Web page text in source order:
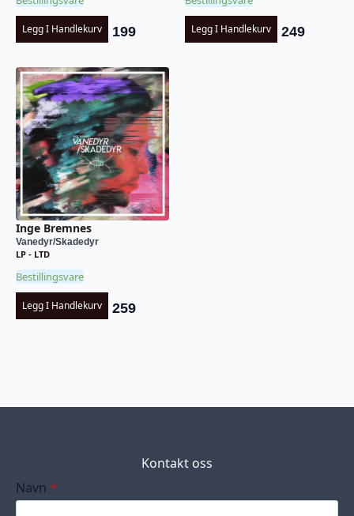
Legg I Handlekurv 199 Legg I Handlekurv 249
Inge Bremnes
Vanedyr/Skadedyr
LP - LTD
Bestillingsvare
Legg I Handlekurv 259
Kontakt oss
Navn *